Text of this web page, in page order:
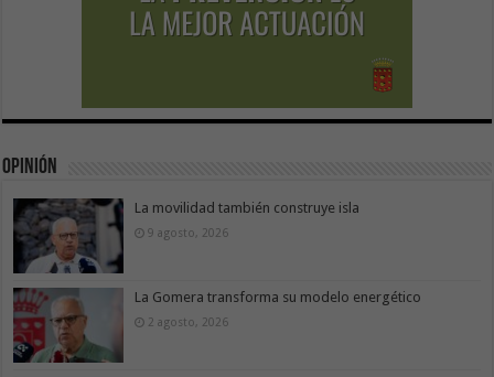
Opinión
La movilidad también construye isla
9 agosto, 2026
La Gomera transforma su modelo energético
2 agosto, 2026